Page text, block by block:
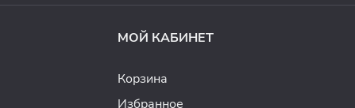
МОЙ КАБИНЕТ
Корзина
Избранное